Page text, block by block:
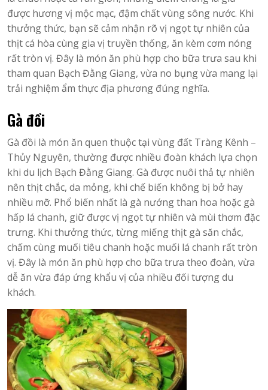
được hương vị mộc mạc, đậm chất vùng sông nước. Khi
thưởng thức, bạn sẽ cảm nhận rõ vị ngọt tự nhiên của
thịt cá hòa cùng gia vị truyền thống, ăn kèm cơm nóng
rất tròn vị. Đây là món ăn phù hợp cho bữa trưa sau khi
tham quan Bạch Đằng Giang, vừa no bụng vừa mang lại
trải nghiệm ẩm thực địa phương đúng nghĩa.
Gà đồi
Gà đồi là món ăn quen thuộc tại vùng đất Tràng Kênh –
Thủy Nguyên, thường được nhiều đoàn khách lựa chọn
khi du lịch Bạch Đằng Giang. Gà được nuôi thả tự nhiên
nên thịt chắc, da mỏng, khi chế biến không bị bở hay
nhiều mỡ. Phổ biến nhất là gà nướng than hoa hoặc gà
hấp lá chanh, giữ được vị ngọt tự nhiên và mùi thơm đặc
trưng. Khi thưởng thức, từng miếng thịt gà săn chắc,
chấm cùng muối tiêu chanh hoặc muối lá chanh rất tròn
vị. Đây là món ăn phù hợp cho bữa trưa theo đoàn, vừa
dễ ăn vừa đáp ứng khẩu vị của nhiều đối tượng du
khách.